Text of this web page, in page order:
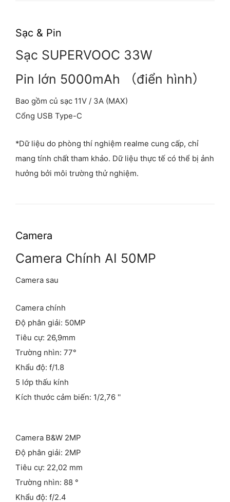
Sạc & Pin
Sạc SUPERVOOC 33W
Pin lớn 5000mAh （điển hình）
Bao gồm củ sạc 11V / 3A (MAX)
Cổng USB Type-C
*Dữ liệu do phòng thí nghiệm realme cung cấp, chỉ
mang tính chất tham khảo. Dữ liệu thực tế có thể bị ảnh
hưởng bởi môi trường thử nghiệm.
Camera
Camera Chính AI 50MP
Camera sau
Camera chính
Độ phân giải: 50MP
Tiêu cự: 26,9mm
Trường nhìn: 77°
Khẩu độ: f/1.8
5 lớp thấu kính
Kích thước cảm biến: 1/2,76 ''
Camera B&W 2MP
Độ phân giải: 2MP
Tiêu cự: 22,02 mm
Trường nhìn: 88 °
Khẩu độ: f/2.4